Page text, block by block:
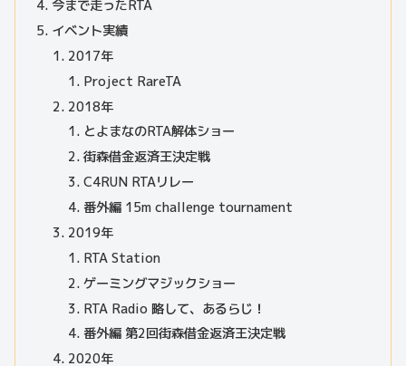
今まで走ったRTA
イベント実績
2017年
Project RareTA
2018年
とよまなのRTA解体ショー
街森借金返済王決定戦
C4RUN RTAリレー
番外編 15m challenge tournament
2019年
RTA Station
ゲーミングマジックショー
RTA Radio 略して、あるらじ！
番外編 第2回街森借金返済王決定戦
2020年